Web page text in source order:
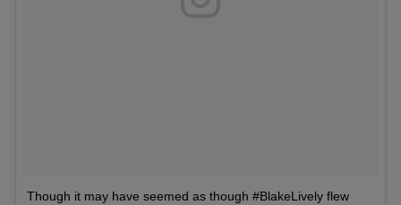
Though it may have seemed as though #BlakeLively flew